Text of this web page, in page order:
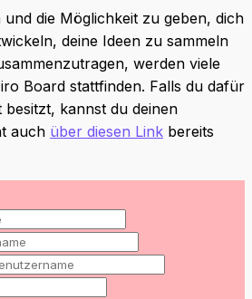
die Möglichkeit zu geben, dich
deine Ideen zu sammeln
werden viele
Board stattfinden. Falls du dafür
kannst du deinen
auch über diesen Link bereits